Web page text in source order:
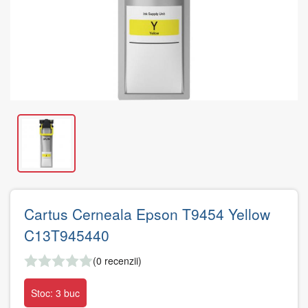
Cartus Cerneala Epson T9454 Yellow
C13T945440
(0 recenzii)
Stoc: 3 buc